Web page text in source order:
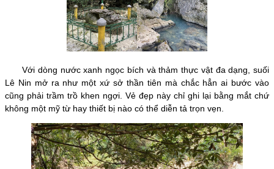
Với dòng nước xanh ngọc bích và thảm thực vật đa dạng, suối
Lê Nin mở ra như một xứ sở thần tiên mà chắc hẳn ai bước vào
cũng phải trầm trồ khen ngợi. Vẻ đẹp này chỉ ghi lại bằng mắt chứ
không một mỹ từ hay thiết bị nào có thể diễn tả trọn vẹn.